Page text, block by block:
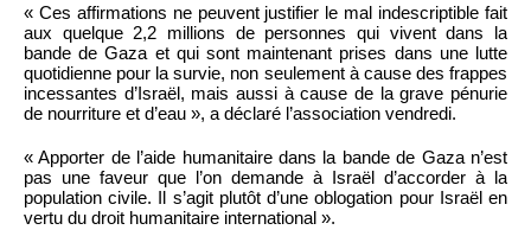
« Ces affirmations ne peuvent justifier le mal indescriptible fait
aux quelque 2,2 millions de personnes qui vivent dans la
bande de Gaza et qui sont maintenant prises dans une lutte
quotidienne pour la survie, non seulement à cause des frappes
incessantes d’Israël, mais aussi à cause de la grave pénurie
de nourriture et d’eau », a déclaré l’association vendredi.
« Apporter de l’aide humanitaire dans la bande de Gaza n’est
pas une faveur que l’on demande à Israël d’accorder à la
population civile. Il s’agit plutôt d’une oblogation pour Israël en
vertu du droit humanitaire international ».